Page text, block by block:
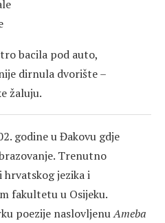
bacila pod auto,
dirnula dvorište –
žaluju.
godine u Đakovu gdje
Trenutno
hrvatskog jezika i
fakultetu u Osijeku.
poezije naslovljenuAmeba